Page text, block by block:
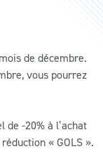
de décembre.
vous pourrez
de -20%à l’achat
« GOLS ».